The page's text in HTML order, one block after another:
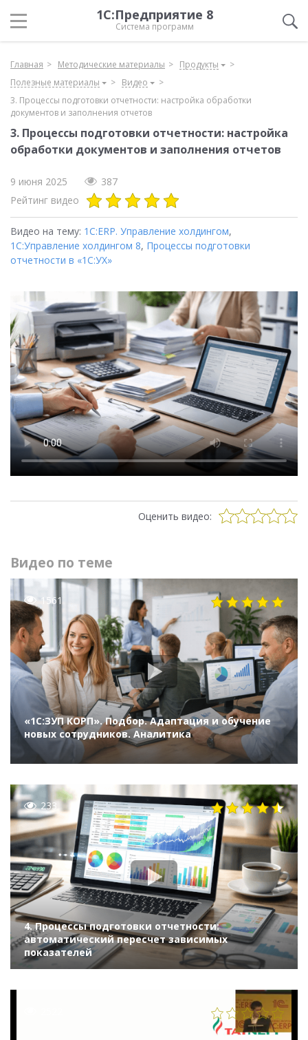
1С:Предприятие 8
Система программ
Главная Методические материалы
Продукты
Полезные материалы
Видео
3. Процессы подготовки отчетности: настройка обработки
документов и заполнения отчетов
3. Процессы подготовки отчетности: настройка
обработки документов и заполнения отчетов
9 июня 2025
387
Рейтинг видео
Видео на тему: 1С:ERP. Управление холдингом,
1С:Управление холдингом 8, Процессы подготовки
отчетности в «1С:УХ»
Оценить видео:
Видео по теме
1561
«1С:ЗУП КОРП». Подбор. Адаптация и обучение
новых сотрудников. Аналитика
233
4. Процессы подготовки отчетности:
автоматический пересчет зависимых
показателей